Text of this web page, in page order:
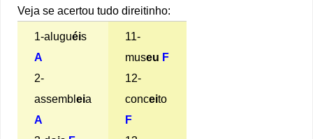
Veja se acertou tudo direitinho:
1-aluguéis
A
2-
assembleia
A
11-
museu F
12-
conceito
F